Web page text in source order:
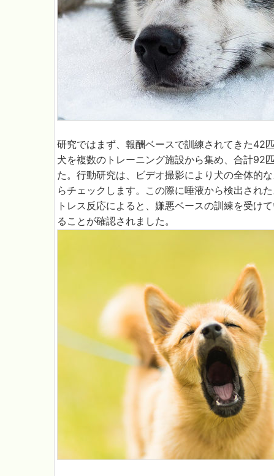
研究ではまず、報酬ベースで訓練されてきた42
犬を複数のトレーニング施設から集め、合計92
た。行動研究は、ビデオ撮影により犬の全体的
らチェックします。この際に唾液から検出され
トレス反応によると、嫌悪ベースの訓練を受け
ることが確認されました。